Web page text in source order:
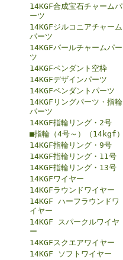
14KGF合成宝石チャームパ
ーツ
14KGFジルコニアチャーム
パーツ
14KGFパールチャームパー
ツ
14KGFペンダント空枠
14KGFデザインパーツ
14KGFペンダントパーツ
14KGFリングパーツ・指輪
パーツ
14KGF指輪リング・2号
■指輪（4号～）（14kgf）
14KGF指輪リング・9号
14KGF指輪リング・11号
14KGF指輪リング・13号
14KGFワイヤー
14KGFラウンドワイヤー
14KGF ハーフラウンドワ
イヤー
14KGF スパークルワイヤ
ー
14KGFスクエアワイヤー
14KGF ソフトワイヤー